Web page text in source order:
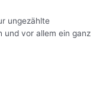
ungezählte
und vor allem ein ganz